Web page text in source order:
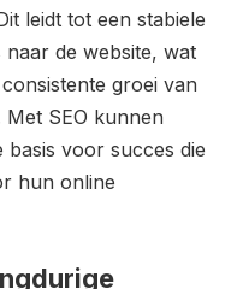
leidt tot een stabiele
de website, wat
groei van
SEO kunnen
basis voor succes die
hun online